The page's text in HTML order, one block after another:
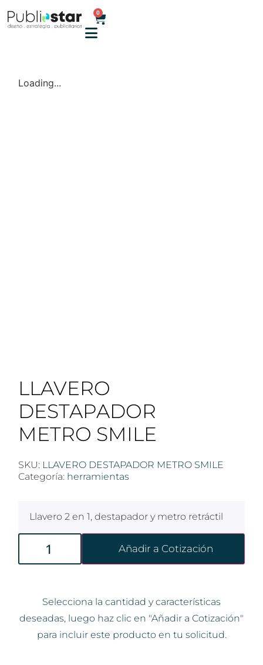
0
Loading...
LLAVERO
DESTAPADOR
METRO SMILE
SKU: LLAVERO DESTAPADOR METRO SMILE
Categoría: herramientas
Llavero 2 en 1, destapador y metro retráctil
Añadir a Cotización
Selecciona la cantidad y características
deseadas, luego haz clic en "Añadir a Cotización"
para incluir este producto en tu solicitud.